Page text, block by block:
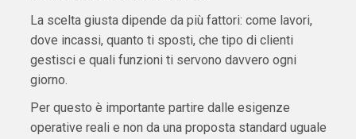
La scelta giusta dipende da più fattori: come lavori,
dove incassi, quanto ti sposti, che tipo di clienti
gestisci e quali funzioni ti servono davvero ogni
giorno.
Per questo è importante partire dalle esigenze
operative reali e non da una proposta standard uguale